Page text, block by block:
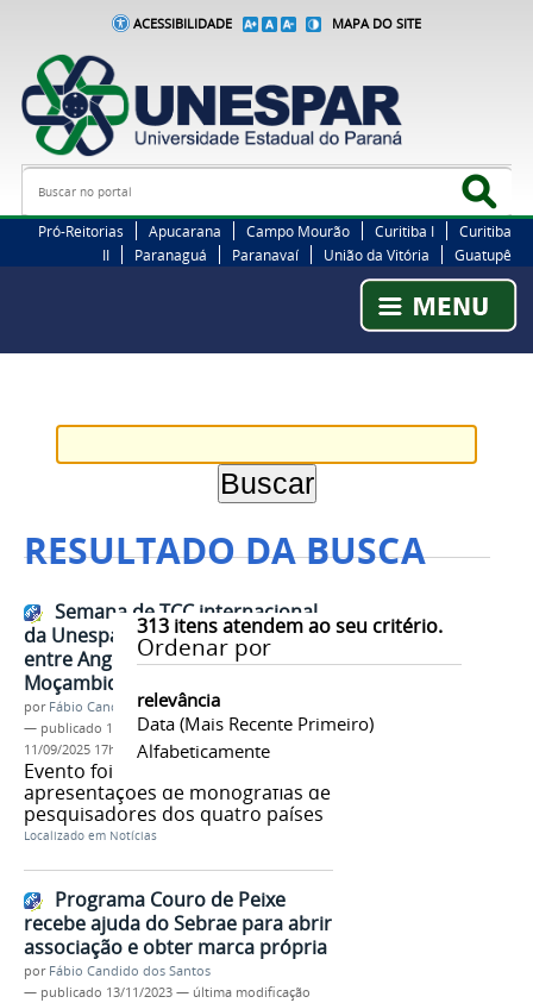
ACESSIBILIDADE MAPA DO SITE
Busca
Pró-Reitorias Apucarana Campo Mourão Curitiba I
Curitiba
II
Paranaguá Paranavaí União da Vitória Guatupê
RESULTADO DA BUSCA
313itens atendem ao seu critério.
Ordenar por
relevância
Data (mais Recente Primeiro)
Alfabeticamente
Semana de TCC internacional
da Unespar acentua conexões
entre Angola, Argentina, Brasil e
Moçambique
por Fábio Candido dos Santos
— publicado 11/09/2025 —última modificação
11/09/2025 17h39
Evento foi marcado por debates e
apresentações de monografias de
pesquisadores dos quatro países
Localizado em Notícias
Programa Couro de Peixe
recebe ajuda do Sebrae para abrir
associação e obter marca própria
por Fábio Candido dos Santos
— publicado 13/11/2023 — última modificação